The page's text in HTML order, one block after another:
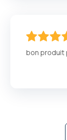
bon produit